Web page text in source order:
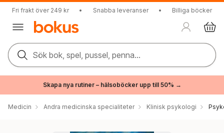
Fri frakt över 249 kr • Snabba leveranser • Billiga böcker
Sök bok, spel, pussel, penna...
Skapa nya rutiner – hälsoböcker upp till 50% →
Medicin Andra medicinska specialiteter Klinisk psykologi